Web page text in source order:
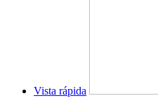
Vista rápida